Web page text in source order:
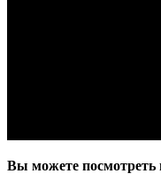
Вы можете посмотреть